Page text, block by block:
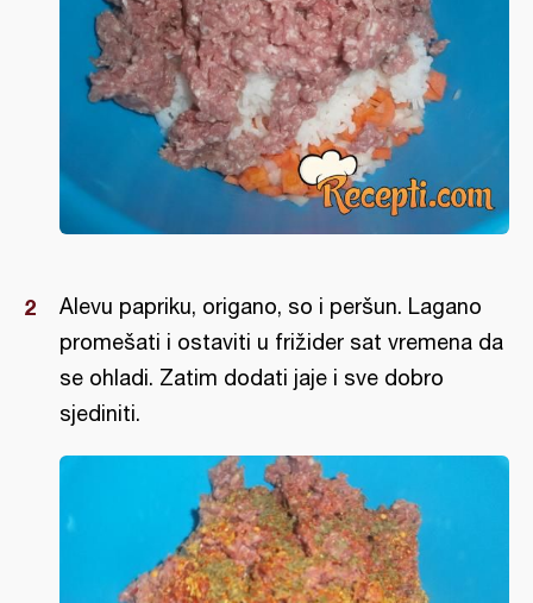
Alevu papriku, origano, so i peršun. Lagano
promešati i ostaviti u frižider sat vremena da
se ohladi. Zatim dodati jaje i sve dobro
sjediniti.